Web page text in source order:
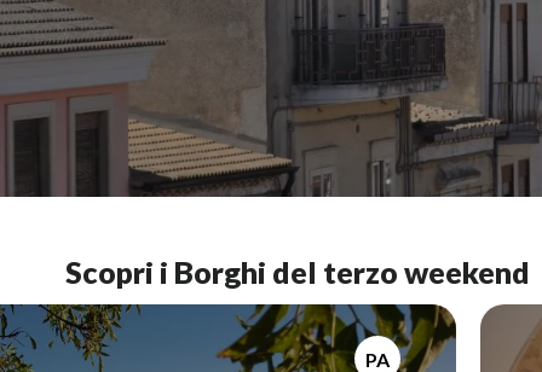
Scopri i Borghi del terzo weekend
PA